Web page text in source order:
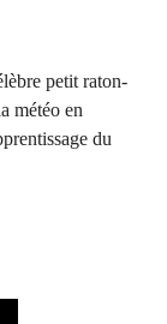
petit raton-
météo en
du